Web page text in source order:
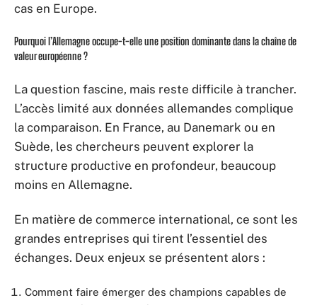
cas en Europe.
Pourquoi l’Allemagne occupe-t-elle une position dominante dans la chaîne de
valeur européenne ?
La question fascine, mais reste difficile à trancher.
L’accès limité aux données allemandes complique
la comparaison. En France, au Danemark ou en
Suède, les chercheurs peuvent explorer la
structure productive en profondeur, beaucoup
moins en Allemagne.
En matière de commerce international, ce sont les
grandes entreprises qui tirent l’essentiel des
échanges. Deux enjeux se présentent alors :
Comment faire émerger des champions capables de